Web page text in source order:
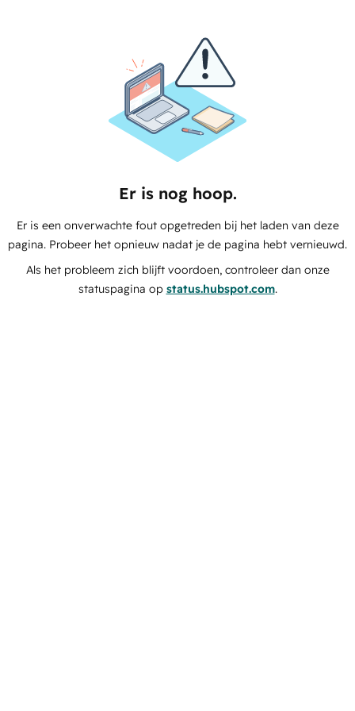
Er is nog hoop.
Er is een onverwachte fout opgetreden bij het laden van deze
pagina. Probeer het opnieuw nadat je de pagina hebt vernieuwd.
Als het probleem zich blijft voordoen, controleer dan onze
statuspagina op status.hubspot.com.